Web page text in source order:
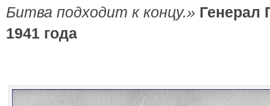
Битва подходит к концу.» Генерал
1941 года